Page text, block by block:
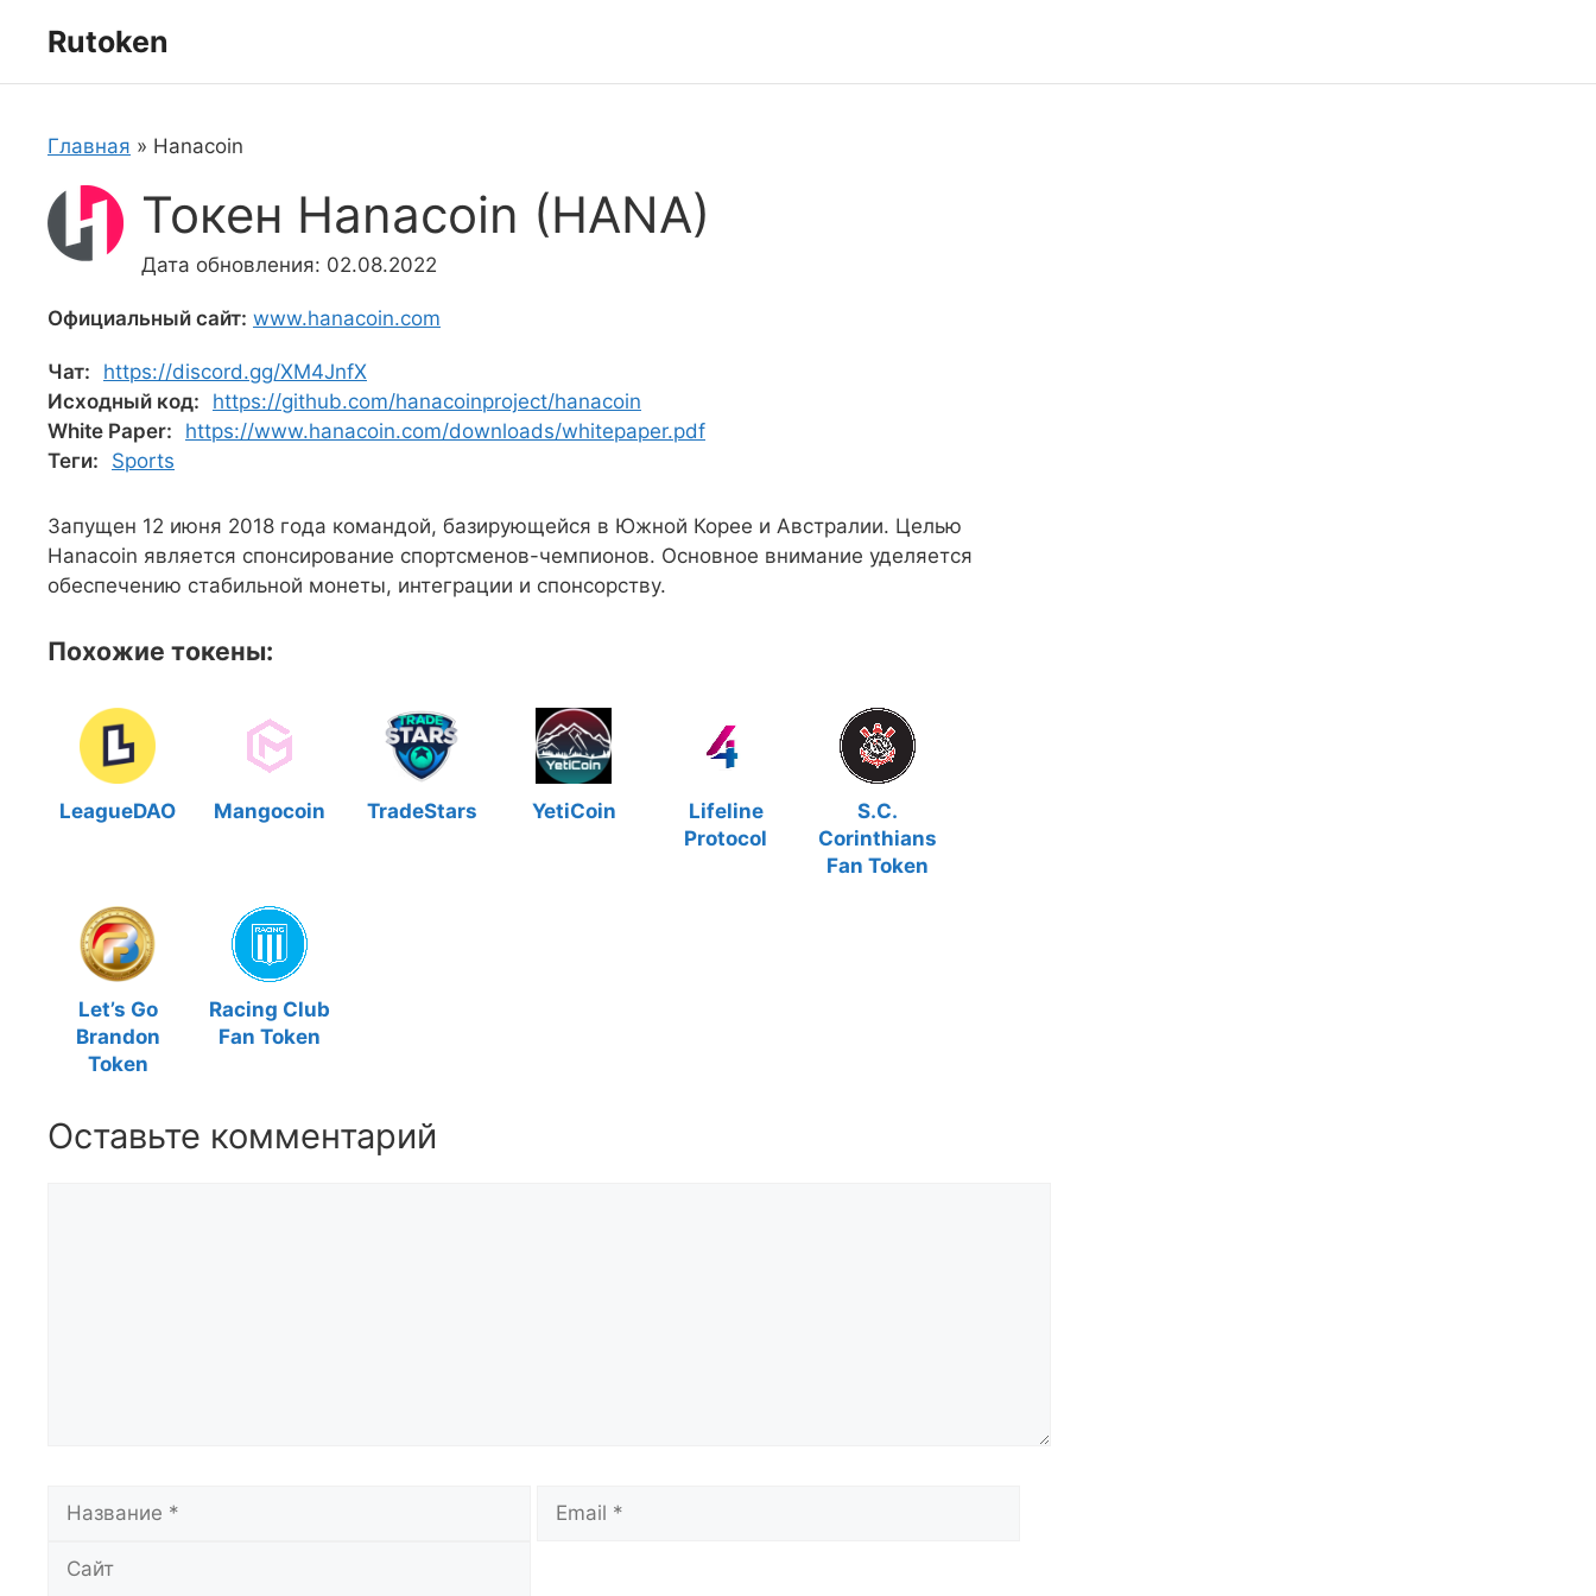
Rutoken
Главная » Hanacoin
Токен Hanacoin (HANA)
Дата обновления: 02.08.2022
Официальный сайт: www.hanacoin.com
Чат:
https://discord.gg/XM4JnfX
Исходный код:
https://github.com/hanacoinproject/hanacoin
White Paper:
https://www.hanacoin.com/downloads/whitepaper.pdf
Теги:
Sports
Запущен 12 июня 2018 года командой, базирующейся в Южной Корее и Австралии. Целью
Hanacoin является спонсирование спортсменов-чемпионов. Основное внимание уделяется
обеспечению стабильной монеты, интеграции и спонсорству.
Похожие токены:
LeagueDAO Mangocoin TradeStars YetiCoin
Lifeline
Protocol
S.C.
Corinthians
Fan Token
Let’s Go
Brandon
Token
Racing Club
Fan Token
Оставьте комментарий